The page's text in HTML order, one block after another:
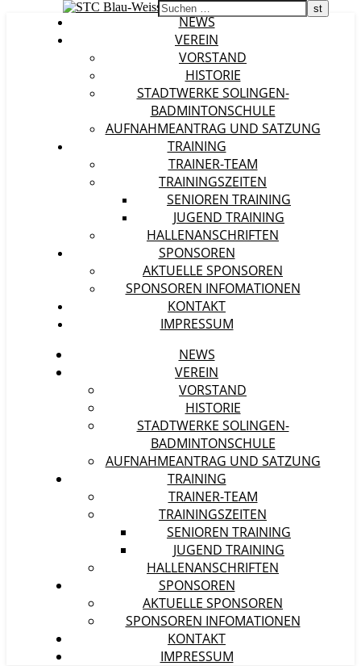
NEWS
VEREIN
VORSTAND
HISTORIE
STADTWERKE SOLINGEN-
BADMINTONSCHULE
AUFNAHMEANTRAG UND SATZUNG
TRAINING
TRAINER-TEAM
TRAININGSZEITEN
SENIOREN TRAINING
JUGEND TRAINING
HALLENANSCHRIFTEN
SPONSOREN
AKTUELLE SPONSOREN
SPONSOREN INFOMATIONEN
KONTAKT
IMPRESSUM
NEWS
VEREIN
VORSTAND
HISTORIE
STADTWERKE SOLINGEN-
BADMINTONSCHULE
AUFNAHMEANTRAG UND SATZUNG
TRAINING
TRAINER-TEAM
TRAININGSZEITEN
SENIOREN TRAINING
JUGEND TRAINING
HALLENANSCHRIFTEN
SPONSOREN
AKTUELLE SPONSOREN
SPONSOREN INFOMATIONEN
KONTAKT
IMPRESSUM